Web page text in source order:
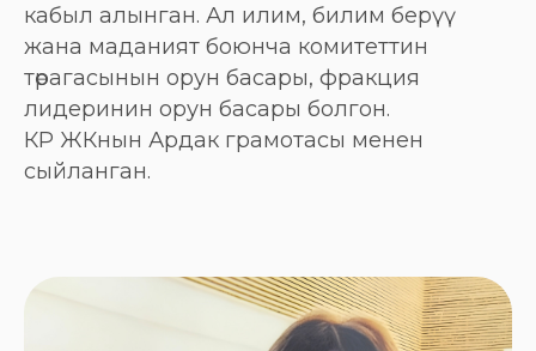
кабыл алынган. Ал илим, билим берүү
жана маданият боюнча комитеттин
төрагасынын орун басары, фракция
лидеринин орун басары болгон.
КР ЖКнын Ардак грамотасы менен
сыйланган.